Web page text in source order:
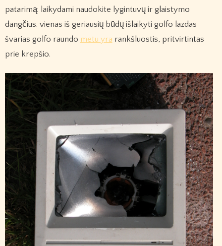
patarimą: laikydami naudokite lygintuvų ir glaistymo
dangčius. vienas iš geriausių būdų išlaikyti golfo lazdas
švarias golfo raundo metu yra rankšluostis, pritvirtintas
prie krepšio.